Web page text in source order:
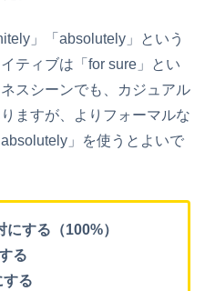
」「absolutely」という
ティブは「for sure」とい
スシーンでも、カジュアル
ますが、よりフォーマルな
」を使うとよいで
する（100%）
る
する